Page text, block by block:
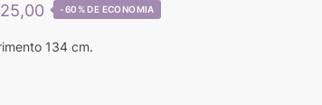
-60%
134 cm.